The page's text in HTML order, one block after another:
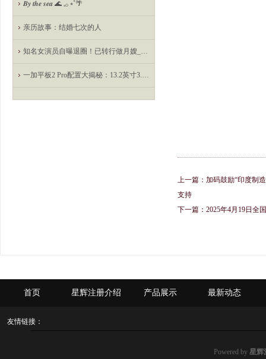
𝑩𝒚 𝒕𝒉𝒆 𝒔𝒆𝒂 🌊 𓈒𓂂 ⭒˚🌴
亲历故事：结婚七次的人
知名女演员自曝退圈！已转行做月嫂_黄凤琼_工作_时代
一加平板2 Pro配置大揭秘：13.2英寸3.4K屏+骁龙8 Elite满血版，能否撼动市场？
上一篇： 加码鼓励“印度制
支持
下一篇： 2025年4月19日全
首页 星辉注册介绍 产品展示 最新动态
友情链接：
Powered by 星辉